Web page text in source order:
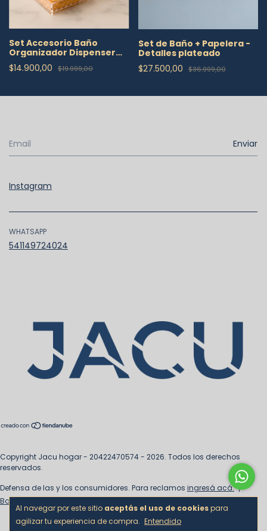
Al navegar por este sitio aceptás el uso de cookiespara
agilizar tu experiencia de compra. Entendido
Set Accesorio Baño
Organizador Dispenser
Vaso Jabón
$14.900,00 $19.999,00
Set de Baño + Papelera -
Detalles plateado
$27.500,00
$36.999,00
Instagram
WHATSAPP
541149724024
Copyright Jacu hogar - 20422470574 - 2026. Todos los derechos
reservados.
Defensa de las y los consumidores. Para reclamos ingresá acá. /
Botón de arrepentimiento